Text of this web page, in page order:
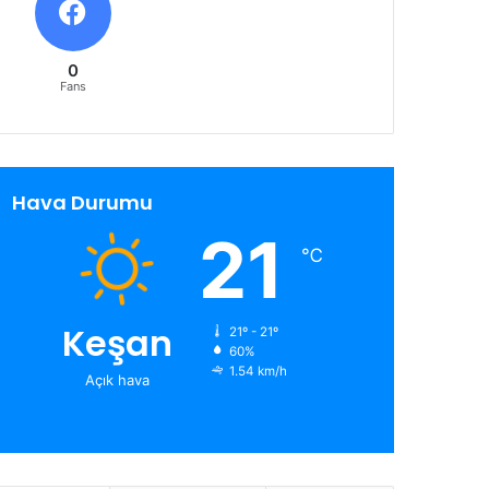
0
Fans
Hava Durumu
Keşan
Açık hava
21 ℃
21º - 21º
60%
1.54 km/h